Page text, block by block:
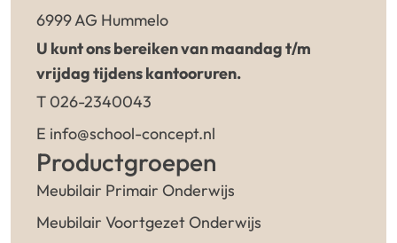
6999 AG Hummelo
U kunt ons bereiken van maandag t/m
vrijdag tijdens kantooruren.
T 026-2340043
E info@school-concept.nl
Productgroepen
Meubilair Primair Onderwijs
Meubilair Voortgezet Onderwijs